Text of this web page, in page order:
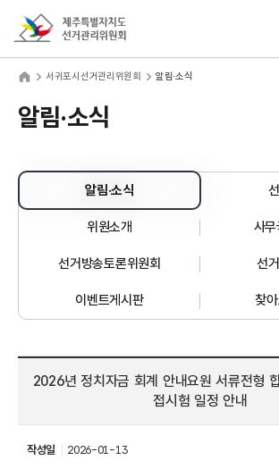
서귀포시선거관리위원회 알림·소식
알림·소식
알림·소식
위원소개 사무
선거방송토론위원회 선
이벤트게시판 찾
2026년 정치자금 회계 안내요원 서류전형
접시험 일정 안내
작성일 2026-01-13